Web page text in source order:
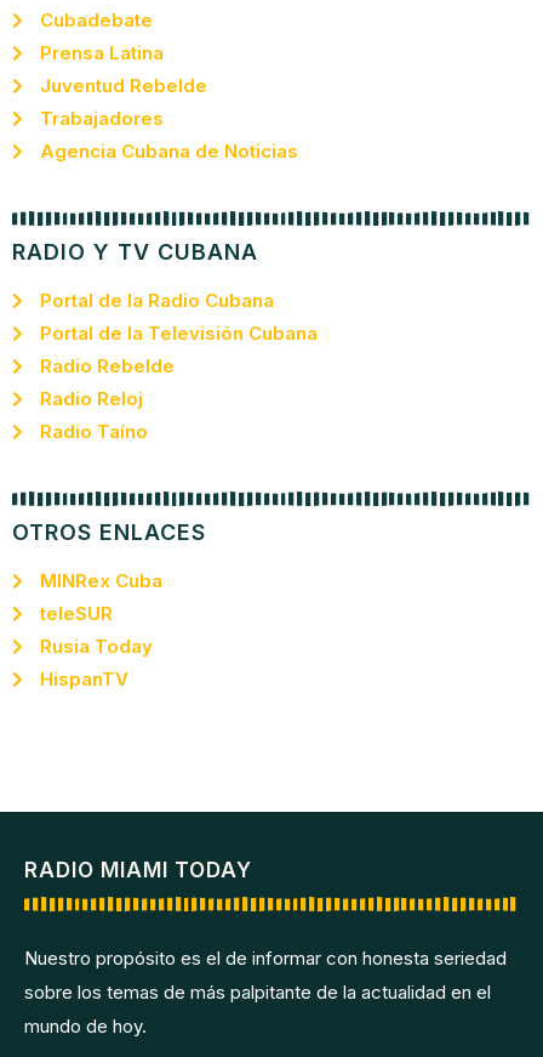
Cubadebate
Prensa Latina
Juventud Rebelde
Trabajadores
Agencia Cubana de Noticias
RADIO Y TV CUBANA
Portal de la Radio Cubana
Portal de la Televisión Cubana
Radio Rebelde
Radio Reloj
Radio Taíno
OTROS ENLACES
MINRex Cuba
teleSUR
Rusia Today
HispanTV
RADIO MIAMI TODAY
Nuestro propósito es el de informar con honesta seriedad
sobre los temas de más palpitante de la actualidad en el
mundo de hoy.